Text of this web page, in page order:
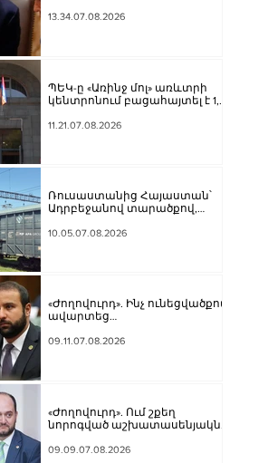
առաջադրելու օգտին
13.34.07.08.2026
ՊԵԿ-ը «Առինջ մոլ» առևտրի
կենտրոնում բացահայտել է 1,3
հարկման օբյեկտ
11.21.07.08.2026
Ռուսաստանից Հայաստան՝
Ադրբեջանով տարածքով,
քարածուխ
10.05.07.08.2026
«Ժողովուրդ». Ինչ ունեցվածքով
ավարտեց
գործունեությունը Հայկ
09.11.07.08.2026
«Ժողովուրդ». Ում շքեղ
նորոգված աշխատասենյակն է
Հարությունյանին
09.09.07.08.2026